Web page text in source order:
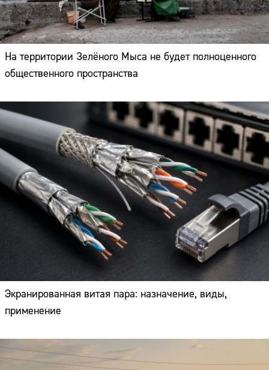
На территории Зелёного Мыса не будет полноценного
общественного пространства
Экранированная витая пара: назначение, виды,
применение